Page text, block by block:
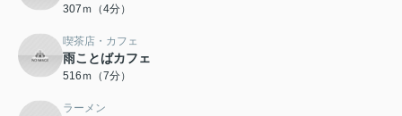
307ｍ（4分）
喫茶店・カフェ
雨ことばカフェ
516ｍ（7分）
ラーメン